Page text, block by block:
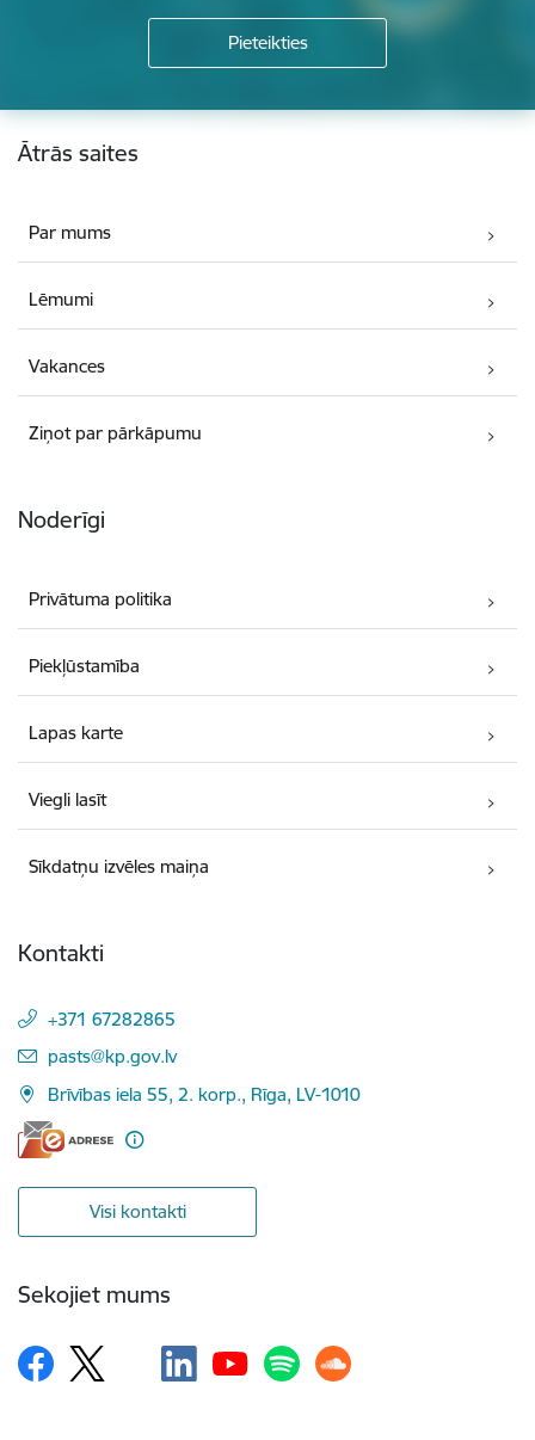
Kājene
Ātrās saites
Par mums
Lēmumi
Vakances
Ziņot par pārkāpumu
Noderīgi
Privātuma politika
Piekļūstamība
Lapas karte
Viegli lasīt
Sīkdatņu izvēles maiņa
Kontakti
+371 67282865
E-pasts:
pasts@kp.gov.lv
Brīvības iela 55, 2. korp., Rīga, LV-1010
Visi kontakti
Sekojiet mums